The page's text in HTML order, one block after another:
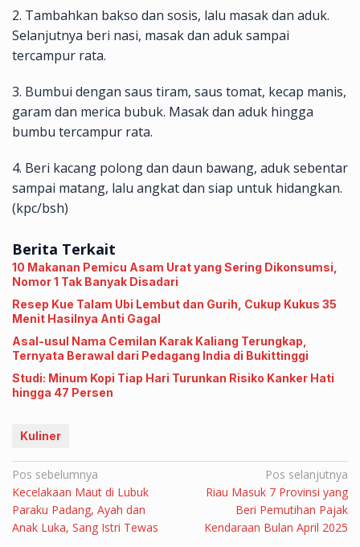
2. Tambahkan bakso dan sosis, lalu masak dan aduk.
Selanjutnya beri nasi, masak dan aduk sampai
tercampur rata.
3. Bumbui dengan saus tiram, saus tomat, kecap manis,
garam dan merica bubuk. Masak dan aduk hingga
bumbu tercampur rata.
4. Beri kacang polong dan daun bawang, aduk sebentar
sampai matang, lalu angkat dan siap untuk hidangkan.
(kpc/bsh)
Berita Terkait
10 Makanan Pemicu Asam Urat yang Sering Dikonsumsi,
Nomor 1 Tak Banyak Disadari
Resep Kue Talam Ubi Lembut dan Gurih, Cukup Kukus 35
Menit Hasilnya Anti Gagal
Asal-usul Nama Cemilan Karak Kaliang Terungkap,
Ternyata Berawal dari Pedagang India di Bukittinggi
Studi: Minum Kopi Tiap Hari Turunkan Risiko Kanker Hati
hingga 47 Persen
Kuliner
Navigasi
pos
Pos sebelumnya
Kecelakaan Maut di Lubuk
Paraku Padang, Ayah dan
Anak Luka, Sang Istri Tewas
Pos selanjutnya
Riau Masuk 7 Provinsi yang
Beri Pemutihan Pajak
Kendaraan Bulan April 2025